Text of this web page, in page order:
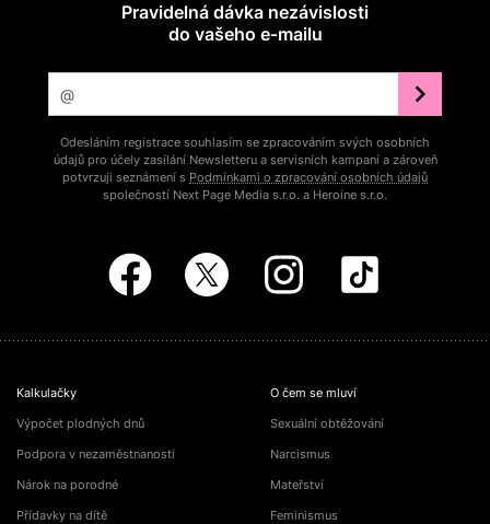
Pravidelná dávka nezávislosti
do vašeho e‑mailu
Odesláním registrace souhlasím se zpracováním svých osobních
údajů pro účely zasílání Newsletteru a servisních kampaní a zároveň
potvrzuji seznámení s Podmínkami o zpracování osobních údajů
společností Next Page Media s.r.o. a Heroine s.r.o.
Kalkulačky
Výpočet plodných dnů
Podpora v nezaměstnanosti
Nárok na porodné
Přídavky na dítě
O čem se mluví
Sexuální obtěžování
Narcismus
Mateřství
Feminismus